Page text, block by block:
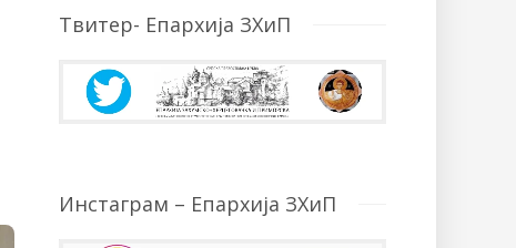
Твитер- Епархија ЗХиП
Инстаграм – Епархија ЗХиП